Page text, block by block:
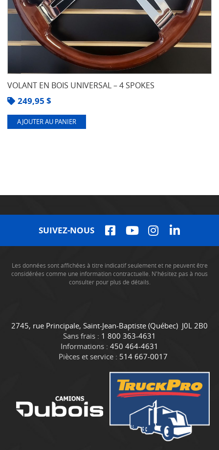
VOLANT EN BOIS UNIVERSAL – 4 SPOKES
249,95 $
AJOUTER AU PANIER
SUIVEZ-NOUS
Les données sont affichées à titre indicatif seulement et ne peuvent être
considérées comme une information contractuelle. N'hésitez pas à nous
consulter pour plus de détails.
C
o
n
t
a
C
a
m
i
o
b
2745, rue Principale, Saint-Jean-Baptiste (Québec) J0L 2B0
Sans frais : 1 800 363-4631
Informations : 450 464-4631
Pièces et service : 514 667-0017